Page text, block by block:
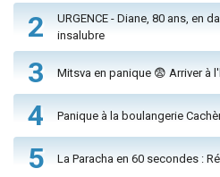
2
URGENCE - Diane, 80 ans, en
insalubre
3 Mitsva en panique 😨 Arriver à
4 Panique à la boulangerie
5 La Paracha en 60 secondes :